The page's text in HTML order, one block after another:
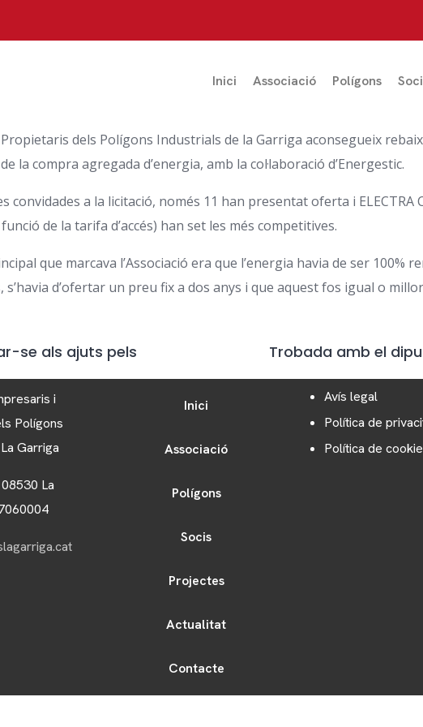
Inici Associació Polígons
Propietaris dels Polígons Industrials de la Garriga aconsegueix
la compra agregada d’energia, amb la col·laboració d’Energestic.
convidades a la licitació, només 11 han presentat oferta i ELECTRA
funció de la tarifa d’accés) han set les més competitives.
que marcava l’Associació era que l’energia havia de ser 100%
s’havia d’ofertar un preu fix a dos anys i que aquest fos igual o
se als ajuts pels
Trobada amb el
i
Polígons
Garriga
La
Inici
Associació
Polígons
Socis
Projectes
Actualitat
Contacte
Avís legal
Política de
Política de